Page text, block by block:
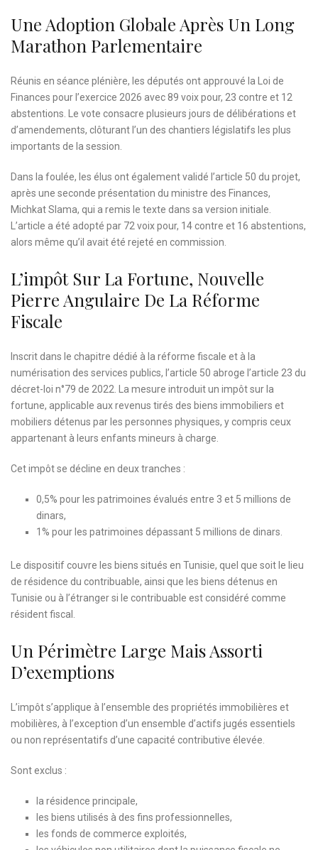
Une Adoption Globale Après Un Long
Marathon Parlementaire
Réunis en séance plénière, les députés ont approuvé la Loi de
Finances pour l’exercice 2026 avec 89 voix pour, 23 contre et 12
abstentions. Le vote consacre plusieurs jours de délibérations et
d’amendements, clôturant l’un des chantiers législatifs les plus
importants de la session.
Dans la foulée, les élus ont également validé l’article 50 du projet,
après une seconde présentation du ministre des Finances,
Michkat Slama, qui a remis le texte dans sa version initiale.
L’article a été adopté par 72 voix pour, 14 contre et 16 abstentions,
alors même qu’il avait été rejeté en commission.
L’impôt Sur La Fortune, Nouvelle
Pierre Angulaire De La Réforme
Fiscale
Inscrit dans le chapitre dédié à la réforme fiscale et à la
numérisation des services publics, l’article 50 abroge l’article 23 du
décret-loi n°79 de 2022. La mesure introduit un impôt sur la
fortune, applicable aux revenus tirés des biens immobiliers et
mobiliers détenus par les personnes physiques, y compris ceux
appartenant à leurs enfants mineurs à charge.
Cet impôt se décline en deux tranches :
0,5% pour les patrimoines évalués entre 3 et 5 millions de
dinars,
1% pour les patrimoines dépassant 5 millions de dinars.
Le dispositif couvre les biens situés en Tunisie, quel que soit le lieu
de résidence du contribuable, ainsi que les biens détenus en
Tunisie ou à l’étranger si le contribuable est considéré comme
résident fiscal.
Un Périmètre Large Mais Assorti
D’exemptions
L’impôt s’applique à l’ensemble des propriétés immobilières et
mobilières, à l’exception d’un ensemble d’actifs jugés essentiels
ou non représentatifs d’une capacité contributive élevée.
Sont exclus :
la résidence principale,
les biens utilisés à des fins professionnelles,
les fonds de commerce exploités,